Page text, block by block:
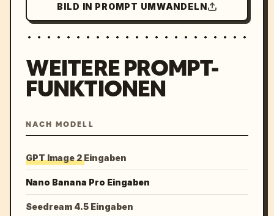
BILD IN PROMPT UMWANDELN
WEITERE PROMPT-
FUNKTIONEN
NACH MODELL
GPT Image 2 Eingaben
Nano Banana Pro Eingaben
Seedream 4.5 Eingaben